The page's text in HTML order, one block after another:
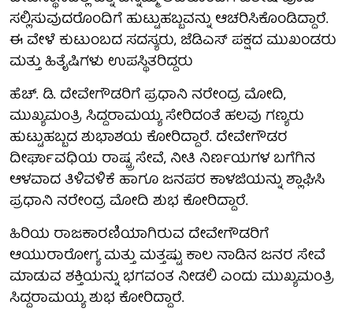
ಸಲ್ಲಿಸುವುದರೊಂದಿಗೆ ಹುಟ್ಟುಹಬ್ಬವನ್ನು ಆಚರಿಸಿಕೊಂಡಿದ್ದಾರೆ.
ಈ ವೇಳೆ ಕುಟುಂಬದ ಸದಸ್ಯರು, ಜೆಡಿಎಸ್ ಪಕ್ಷದ ಮುಖಂಡರು
ಮತ್ತು ಹಿತೈಷಿಗಳು ಉಪಸ್ಥಿತರಿದ್ದರು
ಹೆಚ್. ಡಿ. ದೇವೇಗೌಡರಿಗೆ ಪ್ರಧಾನಿ ನರೇಂದ್ರ ಮೋದಿ,
ಮುಖ್ಯಮಂತ್ರಿ ಸಿದ್ದರಾಮಯ್ಯ ಸೇರಿದಂತೆ ಹಲವು ಗಣ್ಯರು
ಹುಟ್ಟುಹಬ್ಬದ ಶುಭಾಶಯ ಕೋರಿದ್ದಾರೆ. ದೇವೇಗೌಡರ
ದೀರ್ಘಾವಧಿಯ ರಾಷ್ಟ್ರ ಸೇವೆ, ನೀತಿ ನಿರ್ಣಯಗಳ ಬಗೆಗಿನ
ಆಳವಾದ ತಿಳಿವಳಿಕೆ ಹಾಗೂ ಜನಪರ ಕಾಳಜಿಯನ್ನು ಶ್ಲಾಘಿಸಿ
ಪ್ರಧಾನಿ ನರೇಂದ್ರ ಮೋದಿ ಶುಭ ಕೋರಿದ್ದಾರೆ.
ಹಿರಿಯ ರಾಜಕಾರಣಿಯಾಗಿರುವ ದೇವೇಗೌಡರಿಗೆ
ಆಯುರಾರೋಗ್ಯ ಮತ್ತು ಮತ್ತಷ್ಟು ಕಾಲ ನಾಡಿನ ಜನರ ಸೇವೆ
ಮಾಡುವ ಶಕ್ತಿಯನ್ನು ಭಗವಂತ ನೀಡಲಿ ಎಂದು ಮುಖ್ಯಮಂತ್ರಿ
ಸಿದ್ದರಾಮಯ್ಯ ಶುಭ ಕೋರಿದ್ದಾರೆ.